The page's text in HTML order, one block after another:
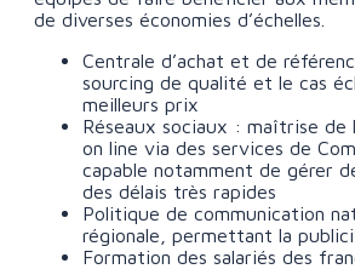
de diverses économies d’échelles.
Centrale d’achat et de
sourcing de qualité et le cas
meilleurs prix
Réseaux sociaux : maîtrise de
on line via des services de
capable notamment de gérer
des délais très rapides
Politique de communication
régionale, permettant la
Formation des salariés des